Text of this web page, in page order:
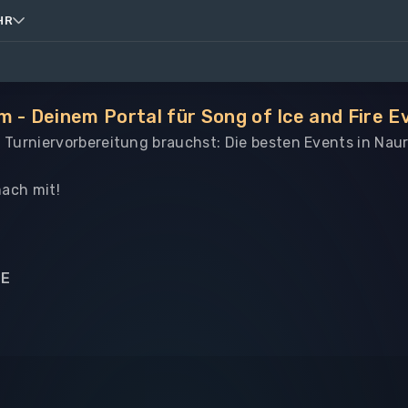
- Deinem Portal für Song of Ice and Fire
brauchst: Die besten Events in
mit!